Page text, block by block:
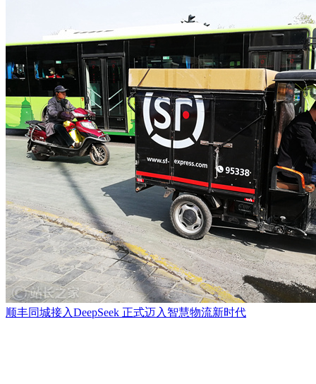
顺丰同城接入DeepSeek 正式迈入智慧物流新时代